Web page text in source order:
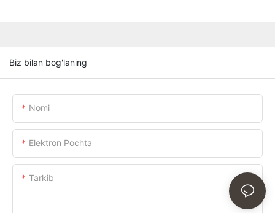
Biz bilan bog'laning
Nomi
Elektron Pochta
Tarkib